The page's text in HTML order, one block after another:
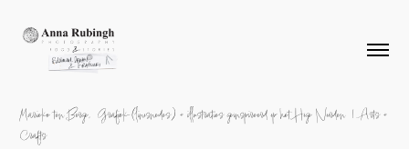
Marieke ten Berge, Grafiek (linosnedes) + illustraties geïnspireerd op het Hoge Noorden | Arts +
Crafts